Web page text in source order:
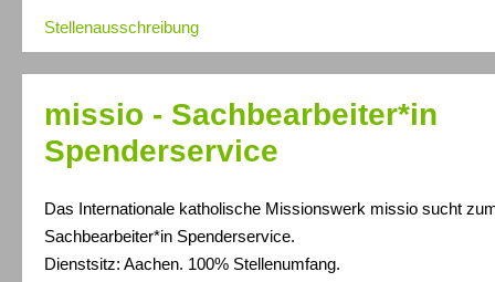
Stellenausschreibung
missio - Sachbearbeiter*in
Spenderservice
Das Internationale katholische Missionswerk missio sucht
Sachbearbeiter*in Spenderservice.
Dienstsitz: Aachen. 100% Stellenumfang.